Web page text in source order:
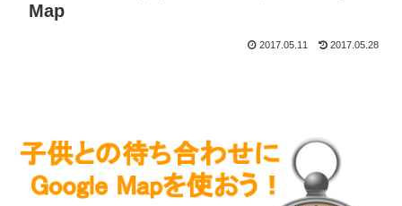
Map
2017.05.11 2017.05.28